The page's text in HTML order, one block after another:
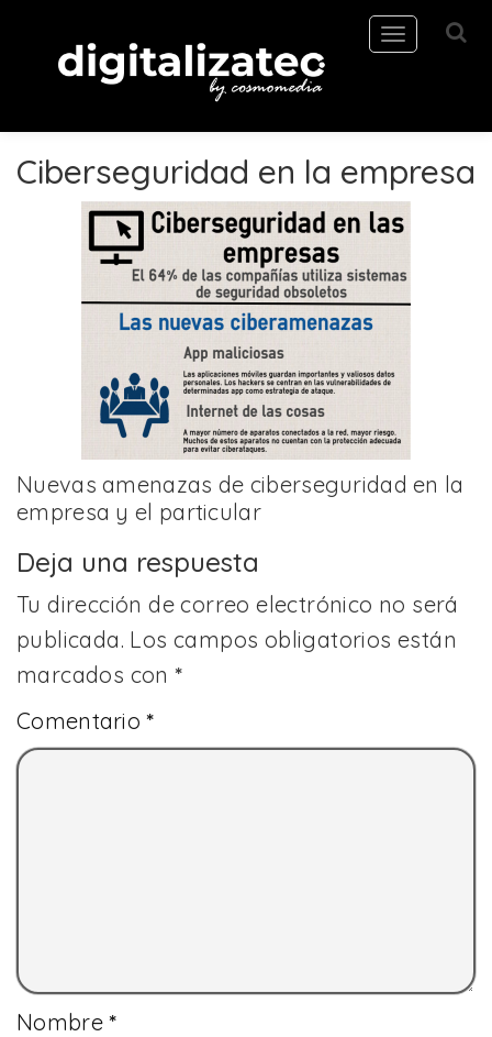
Toggle
navigation
Ciberseguridad en la empresa
Nuevas amenazas de ciberseguridad en la
empresa y el particular
Deja una respuesta
Tu dirección de correo electrónico no será
publicada. Los campos obligatorios están
marcados con*
Comentario*
Nombre*